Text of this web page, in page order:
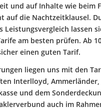
und auf Inhalte wie beim
auf die Nachtzeitklausel.
Leistungsvergleich lassen
am besten prüfen. Ab
einen guten Tarif.
liegen uns mit den
Interlloyd,
und dem
auch im